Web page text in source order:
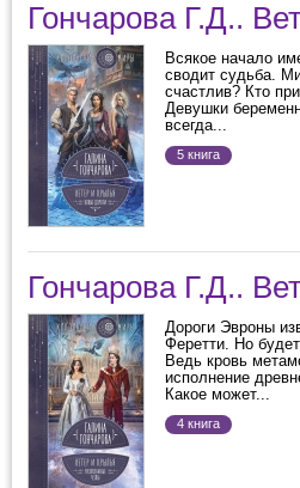
Гончарова Г.Д..
Всякое начало
сводит судьба.
счастлив? Кто
Девушки
всегда...
5 книга
Гончарова Г.Д..
Дороги Эвроны
Феретти. Но
Ведь кровь
исполнение
Какое может...
4 книга